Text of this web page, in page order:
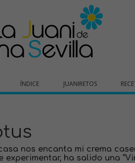
ÍNDICE JUANIRETOS
nos encanta mi crema
ha salido una